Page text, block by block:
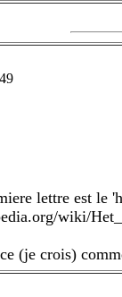
lettre est le
wiki/
(je crois)